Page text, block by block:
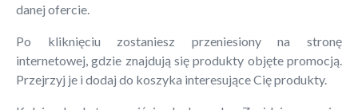
danej ofercie.
Po kliknięciu zostaniesz przeniesiony na stronę
internetowej, gdzie znajdują się produkty objęte promocją.
Przejrzyj je i dodaj do koszyka interesujące Cię produkty.